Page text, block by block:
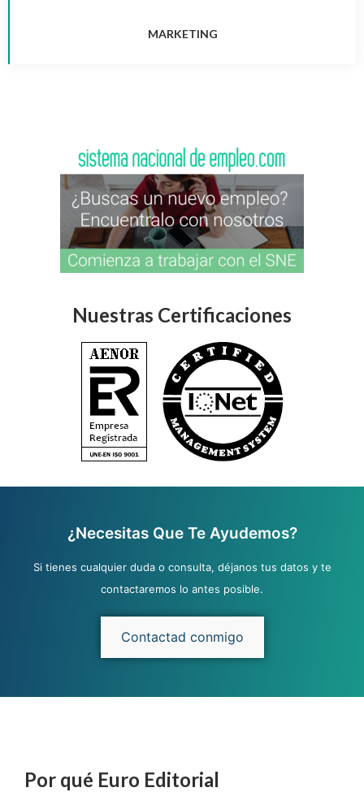
MARKETING
Nuestras Certificaciones
¿Necesitas Que Te Ayudemos?
Si tienes cualquier duda o consulta, déjanos tus datos y te
contactaremos lo antes posible.
Contactad conmigo
Por qué Euro Editorial